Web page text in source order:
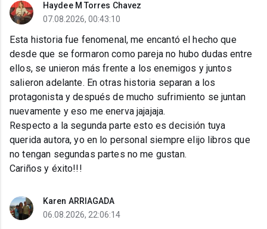
Haydee M Torres Chavez
07.08.2026, 00:43:10
Esta historia fue fenomenal, me encantó el hecho que
desde que se formaron como pareja no hubo dudas entre
ellos, se unieron más frente a los enemigos y juntos
salieron adelante. En otras historia separan a los
protagonista y después de mucho sufrimiento se juntan
nuevamente y eso me enerva jajajaja.
Respecto a la segunda parte esto es decisión tuya
querida autora, yo en lo personal siempre elijo libros que
no tengan segundas partes no me gustan.
Cariños y éxito!!!
Karen ARRIAGADA
06.08.2026, 22:06:14